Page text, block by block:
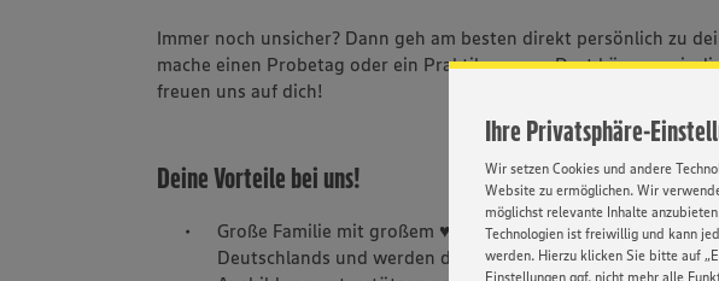
Ihre Privatsphäre-
Wir setzen Cookies und andere
Website zu ermöglichen. Wir
möglichst relevante Inhalte
Technologien ist freiwillig und kann
werden. Hierzu klicken Sie bitte auf
Einstellungen ggf. nicht mehr alle
Immer noch unsicher? Dann geh am besten direkt persönlich zu
mache einen Probetag oder ein Praktikum aus. Dort können wir
freuen uns auf dich!
Deine Vorteile bei uns!
Große Familie mit großem ♥ – Wir sind einer der größten
Deutschlands und werden dich mit unserer Expertise in